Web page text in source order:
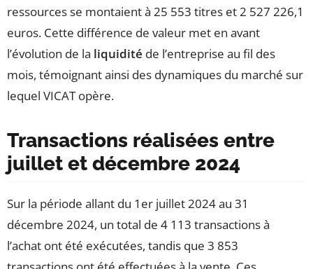
ressources se montaient à 25 553 titres et 2 527 226,1
euros. Cette différence de valeur met en avant
l’évolution de la liquidité de l’entreprise au fil des
mois, témoignant ainsi des dynamiques du marché sur
lequel VICAT opère.
Transactions réalisées entre
juillet et décembre 2024
Sur la période allant du 1er juillet 2024 au 31
décembre 2024, un total de 4 113 transactions à
l’achat ont été exécutées, tandis que 3 853